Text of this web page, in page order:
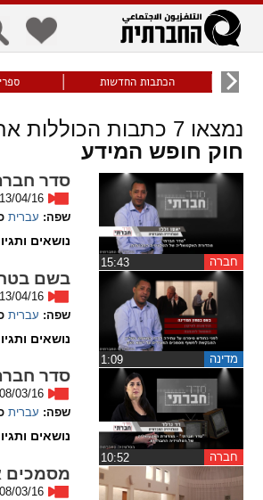
כללי
visibility_off
ביטול הבהובים
keyboard
ניווט מקלדת
זום
zoom_out
remove_circle_outline
Decrease font
spellcheck
הכתבות החדשות
נמצאו7 כתבות הכוללות
חוק חופש המידע
חברה
סדר חברתי 13/4/
13/04/16
שפה: עברית
נושאים
מדינה
בשם
13/04/16
שפה: עברית
נושאים
חברה
סדר חברתי 8/3/
08/03/16
שפה: עברית
נושאים
מסמכים
08/03/16